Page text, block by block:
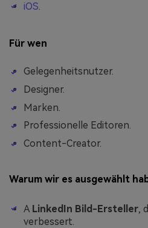
iOS.
Für wen
Gelegenheitsnutzer.
Designer.
Marken.
Professionelle Editoren.
Content-Creator.
Warum wir es ausgewählt
A LinkedIn Bild-Ersteller,
verbessert.